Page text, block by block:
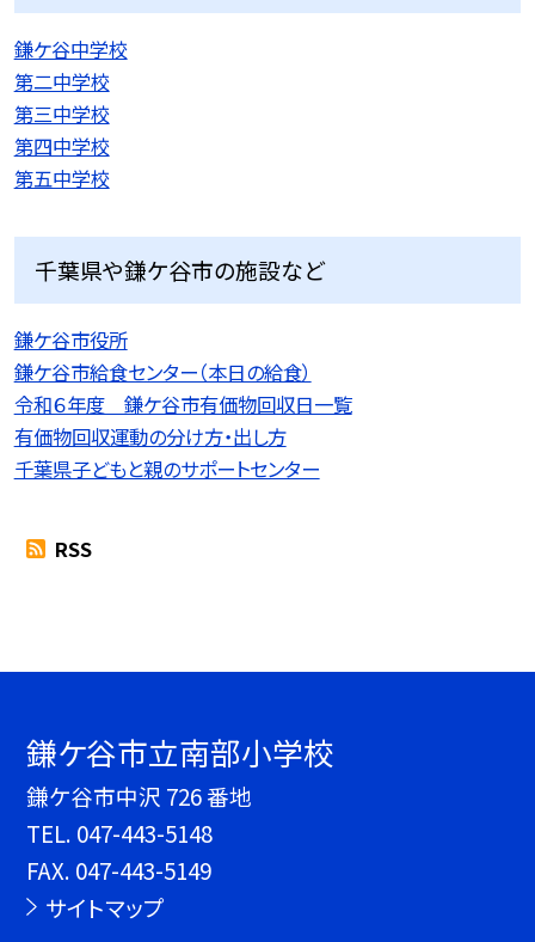
鎌ケ谷中学校
第二中学校
第三中学校
第四中学校
第五中学校
千葉県や鎌ケ谷市の施設など
鎌ケ谷市役所
鎌ケ谷市給食センター（本日の給食）
令和６年度 鎌ケ谷市有価物回収日一覧
有価物回収運動の分け方・出し方
千葉県子どもと親のサポートセンター
RSS
鎌ケ谷市立南部小学校
鎌ケ谷市中沢 726 番地
TEL. 047-443-5148
FAX. 047-443-5149
サイトマップ